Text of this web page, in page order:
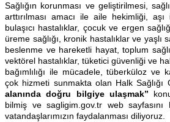
Sağlığın korunması ve geliştirilmesi,
arttırılması amacı ile aile hekimliği, aşı
bulaşıcı hastalıklar, çocuk ve ergen
üreme sağlığı, kronik hastalıklar ve yaşlı
beslenme ve hareketli hayat, toplum
vektörel hastalıklar, tüketici güvenliği ve
bağımlılığı ile mücadele, tüberküloz ve
çok hizmeti sunmakta olan Halk Sağlığı
alanında doğru bilgiye ulaşmak”
bilmiş ve sagligim.gov.tr web
vatandaşlarımızın faydalanması diliyoruz.